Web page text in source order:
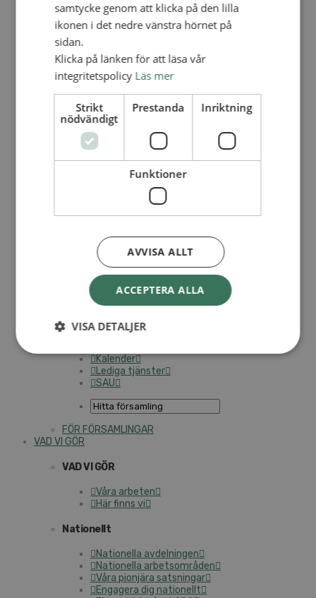
Lediga tjänster
FÖR FÖRSAMLINGAR
FÖRDJUPNING OCH UTVECKLING
Missionella initiativ
Smågrupper
Skapelse och miljö
Gudstjänst
Vänförsamling
Integrationsarbete
För barns bästa – överallt
Missionsinspiratörens verktygslåda
Redovisning och lönehantering
Kyrkoavgiften
LOGGA IN
Personalförsäkringar
SAMP – personalförbundet
Kalender
Lediga tjänster
SAU
FÖR FÖRSAMLINGAR
VAD VI GÖR
VAD VI GÖR
Våra arbeten
Här finns vi
Nationellt
Nationella avdelningen
Nationella arbetsområden
Våra pionjära satsningar
Engagera dig nationellt
samtycke genom att klicka på den lilla
ikonen i det nedre vänstra hörnet på
sidan.
Klicka på länken för att läsa vår
integritetspolicy Läs mer
Strikt
nödvändigt
Prestanda Inriktning
Funktioner
ACCEPTERA ALLA
AVVISA ALLT
VISA DETALJER